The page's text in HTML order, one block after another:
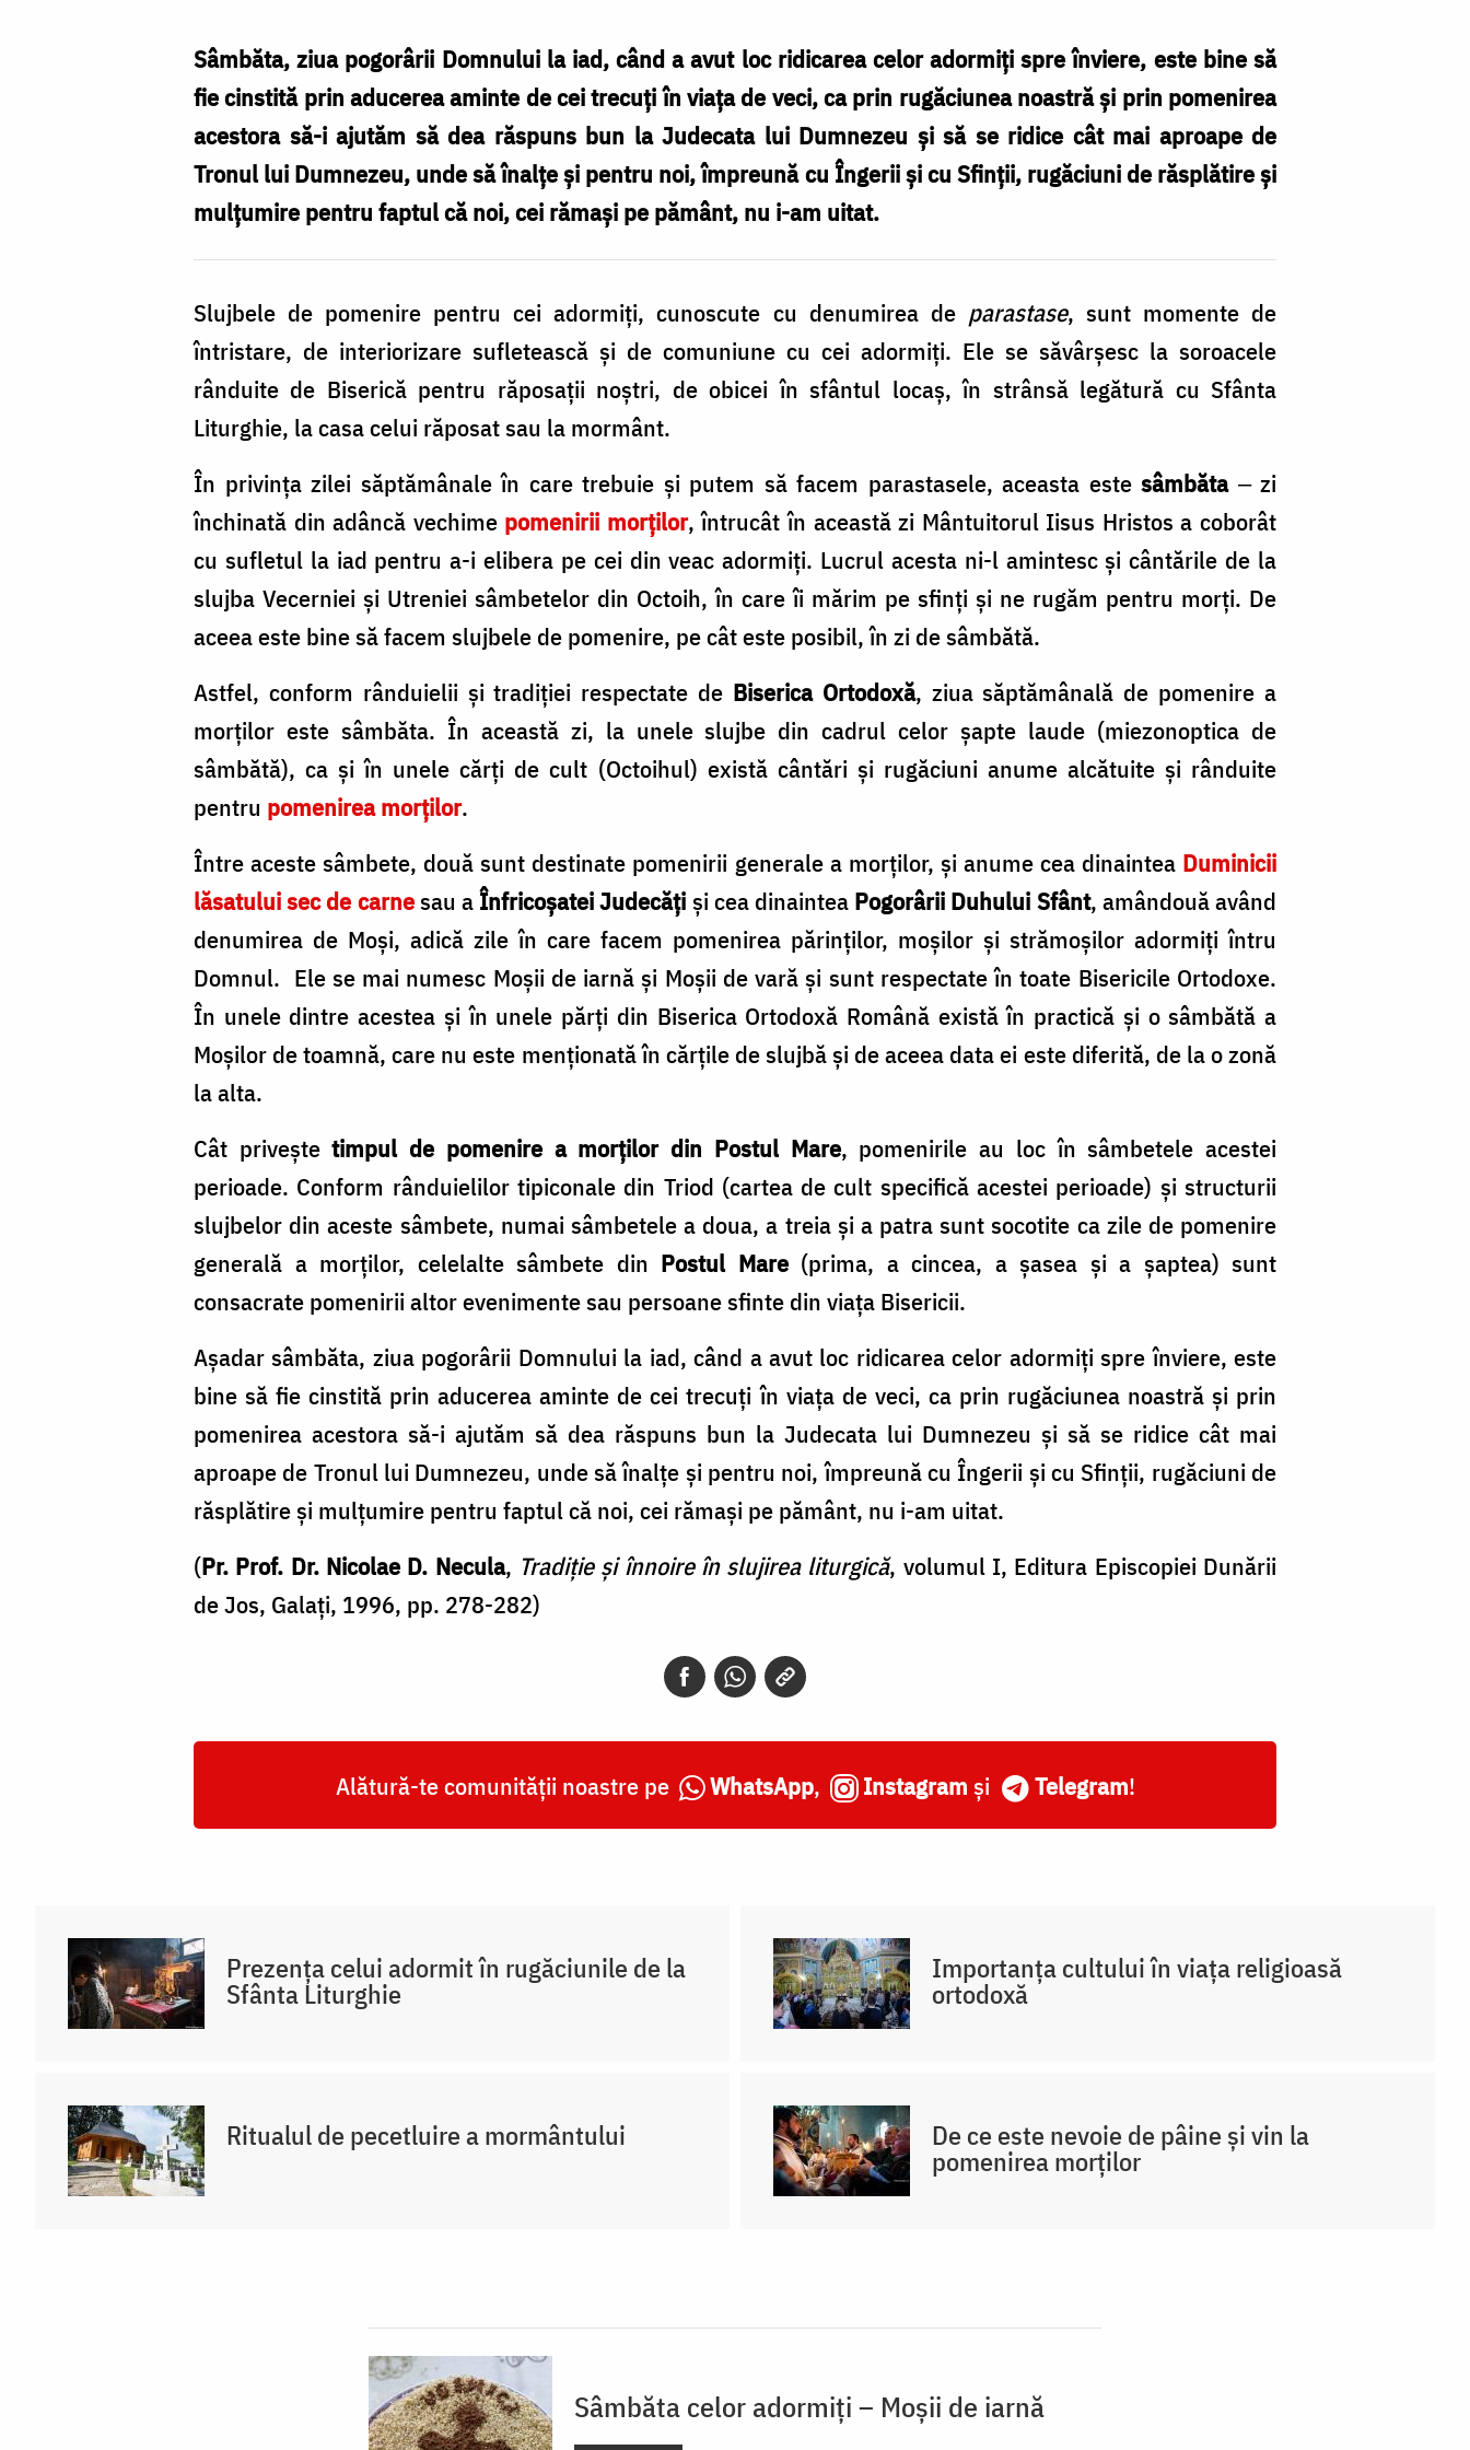
Sâmbăta, ziua pogorârii Domnului la iad, când a avut loc ridicarea celor adormiți spre înviere, este bine să
fie cinstită prin aducerea aminte de cei trecuți în viața de veci, ca prin rugăciunea noastră și prin pomenirea
acestora să-i ajutăm să dea răspuns bun la Judecata lui Dumnezeu și să se ridice cât mai aproape de
Tronul lui Dumnezeu, unde să înalțe și pentru noi, împreună cu Îngerii și cu Sfinții, rugăciuni de răsplătire și
mulțumire pentru faptul că noi, cei rămași pe pământ, nu i-am uitat.
Slujbele de pomenire pentru cei adormiți, cunoscute cu denumirea de parastase, sunt momente de
întristare, de interiorizare sufletească și de comuniune cu cei adormiți. Ele se săvârșesc la soroacele
rânduite de Biserică pentru răposații noștri, de obicei în sfântul locaș, în strânsă legătură cu Sfânta
Liturghie, la casa celui răposat sau la mormânt.
În privința zilei săptămânale în care trebuie și putem să facem parastasele, aceasta este sâmbăta ‒ zi
închinată din adâncă vechime pomenirii morților, întrucât în această zi Mântuitorul Iisus Hristos a coborât
cu sufletul la iad pentru a-i elibera pe cei din veac adormiți. Lucrul acesta ni-l amintesc și cântările de la
slujba Vecerniei și Utreniei sâmbetelor din Octoih, în care îi mărim pe sfinți și ne rugăm pentru morți. De
aceea este bine să facem slujbele de pomenire, pe cât este posibil, în zi de sâmbătă.
Astfel, conform rânduielii și tradiției respectate de Biserica Ortodoxă, ziua săptămânală de pomenire a
morților este sâmbăta. În această zi, la unele slujbe din cadrul celor șapte laude (miezonoptica de
sâmbătă), ca și în unele cărți de cult (Octoihul) există cântări și rugăciuni anume alcătuite și rânduite
pentru pomenirea morților.
Între aceste sâmbete, două sunt destinate pomenirii generale a morților, și anume cea dinaintea Duminicii
lăsatului sec de carnesau aÎnfricoșatei Judecăți și cea dinaintea Pogorârii Duhului Sfânt, amândouă având
denumirea de Moși, adică zile în care facem pomenirea părinților, moșilor și strămoșilor adormiți întru
Domnul. Ele se mai numesc Moșii de iarnă și Moșii de vară și sunt respectate în toate Bisericile Ortodoxe.
În unele dintre acestea și în unele părți din Biserica Ortodoxă Română există în practică și o sâmbătă a
Moșilor de toamnă, care nu este menționată în cărțile de slujbă și de aceea data ei este diferită, de la o zonă
la alta.
Cât priveștetimpul de pomenire a morților din Postul Mare, pomenirile au loc în sâmbetele acestei
perioade. Conform rânduielilor tipiconale din Triod (cartea de cult specifică acestei perioade) și structurii
slujbelor din aceste sâmbete, numai sâmbetele a doua, a treia și a patra sunt socotite ca zile de pomenire
generală a morților, celelalte sâmbete din Postul Mare(prima, a cincea, a șasea și a șaptea) sunt
consacrate pomenirii altor evenimente sau persoane sfinte din viața Bisericii.
Așadar sâmbăta, ziua pogorârii Domnului la iad, când a avut loc ridicarea celor adormiți spre înviere, este
bine să fie cinstită prin aducerea aminte de cei trecuți în viața de veci, ca prin rugăciunea noastră și prin
pomenirea acestora să-i ajutăm să dea răspuns bun la Judecata lui Dumnezeu și să se ridice cât mai
aproape de Tronul lui Dumnezeu, unde să înalțe și pentru noi, împreună cu Îngerii și cu Sfinții, rugăciuni de
răsplătire și mulțumire pentru faptul că noi, cei rămași pe pământ, nu i-am uitat.
(Pr. Prof. Dr. Nicolae D. Necula, Tradiție și înnoire în slujirea liturgică, volumul I, Editura Episcopiei Dunării
de Jos, Galați, 1996, pp. 278-282)
Alătură-te comunității noastre pe WhatsApp, Instagram și Telegram!
Prezența celui adormit în rugăciunile de la
Sfânta Liturghie
Importanța cultului în viața religioasă
ortodoxă
Ritualul de pecetluire a mormântului De ce este nevoie de pâine și vin la
pomenirea morților
Sâmbăta celor adormiți – Moșii de iarnă